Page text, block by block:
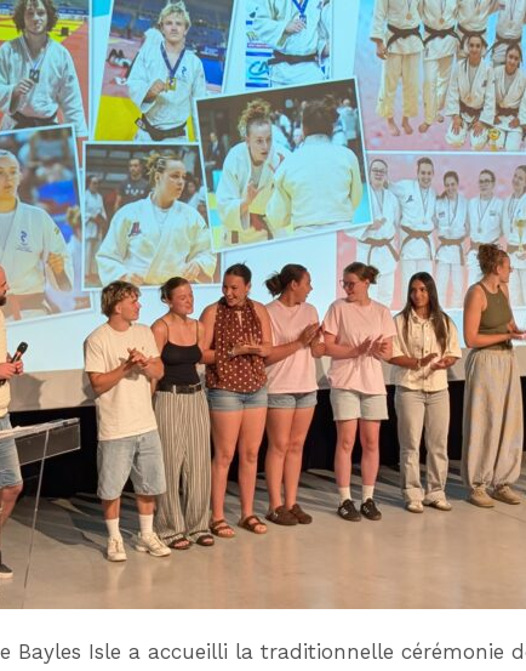
Bayles Isle a accueilli la traditionnelle cérémonie